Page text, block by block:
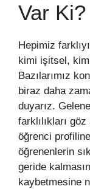
Var Ki?
Hepimiz
kimi işitsel,
Bazılarımız
biraz daha
duyarız.
farklılıkları
öğrenci
öğrenenlerin
geride
kaybetmesine